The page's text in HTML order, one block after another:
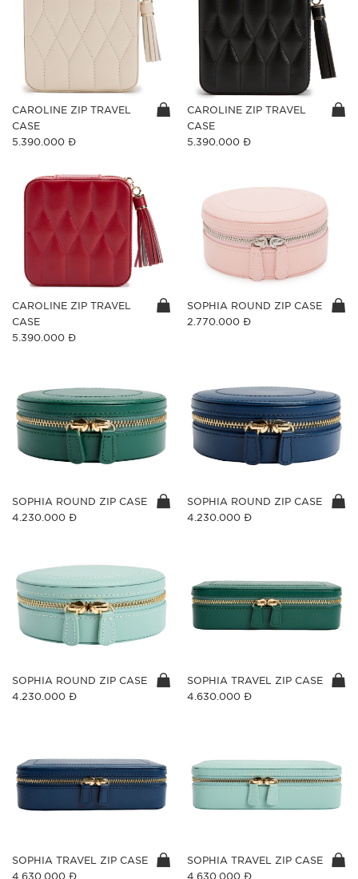
CAROLINE ZIP TRAVEL
CASE
5.390.000 Đ
CAROLINE ZIP TRAVEL
CASE
5.390.000 Đ
CAROLINE ZIP TRAVEL
CASE
5.390.000 Đ
SOPHIA ROUND ZIP CASE
2.770.000 Đ
SOPHIA ROUND ZIP CASE
4.230.000 Đ
SOPHIA ROUND ZIP CASE
4.230.000 Đ
SOPHIA ROUND ZIP CASE
4.230.000 Đ
SOPHIA TRAVEL ZIP CASE
4.630.000 Đ
SOPHIA TRAVEL ZIP CASE
4.630.000 Đ
SOPHIA TRAVEL ZIP CASE
4.630.000 Đ